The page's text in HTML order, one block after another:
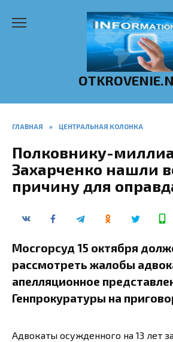
ГЛАВНАЯ » ЦЕНТРАЛЬНАЯ КОЛОНКА
Полковнику-
Захарченко нашли
причину для
Мосгорсуд 15 октября
рассмотреть жалобы
апелляционное
Генпрокуратуры на
Адвокаты осужденного на 13 лет